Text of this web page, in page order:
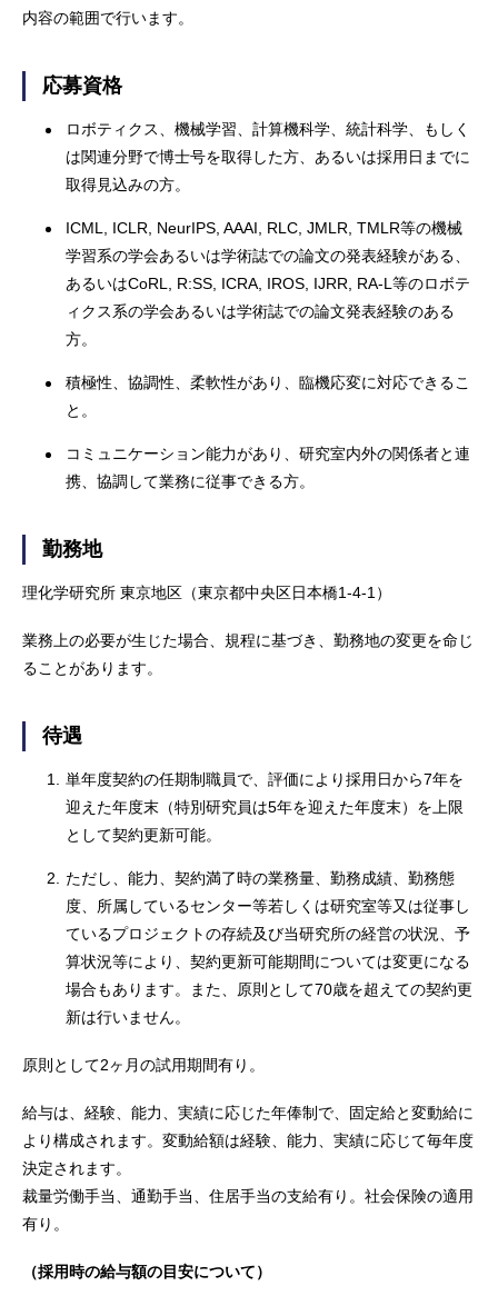
内容の範囲で行います。
応募資格
ロボティクス、機械学習、計算機科学、統計科学、もしく
は関連分野で博士号を取得した方、あるいは採用日までに
取得見込みの方。
ICML, ICLR, NeurIPS, AAAI, RLC, JMLR, TMLR等の機械
学習系の学会あるいは学術誌での論文の発表経験がある、
あるいはCoRL, R:SS, ICRA, IROS, IJRR, RA-L等のロボテ
ィクス系の学会あるいは学術誌での論文発表経験のある
方。
積極性、協調性、柔軟性があり、臨機応変に対応できるこ
と。
コミュニケーション能力があり、研究室内外の関係者と連
携、協調して業務に従事できる方。
勤務地
理化学研究所 東京地区（東京都中央区日本橋1-4-1）
業務上の必要が生じた場合、規程に基づき、勤務地の変更を命じ
ることがあります。
待遇
1.
単年度契約の任期制職員で、評価により採用日から7年を
迎えた年度末（特別研究員は5年を迎えた年度末）を上限
として契約更新可能。
2.
ただし、能力、契約満了時の業務量、勤務成績、勤務態
度、所属しているセンター等若しくは研究室等又は従事し
ているプロジェクトの存続及び当研究所の経営の状況、予
算状況等により、契約更新可能期間については変更になる
場合もあります。また、原則として70歳を超えての契約更
新は行いません。
原則として2ヶ月の試用期間有り。
給与は、経験、能力、実績に応じた年俸制で、固定給と変動給に
より構成されます。変動給額は経験、能力、実績に応じて毎年度
決定されます。
裁量労働手当、通勤手当、住居手当の支給有り。社会保険の適用
有り。
（採用時の給与額の目安について）